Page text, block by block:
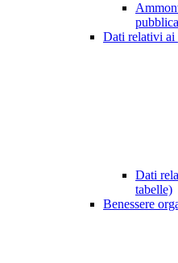
Dati relativi ai
Dati
tabelle)
Benessere